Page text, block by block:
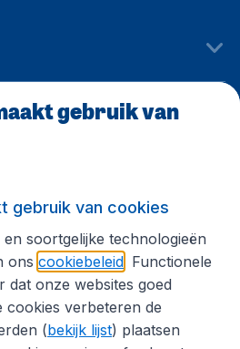
gebruik van
gebruik van cookies
soortgelijke technologieën
ons cookiebeleid . Functionele
onze websites goed
cookies verbeteren de
(bekijk lijst) plaatsen